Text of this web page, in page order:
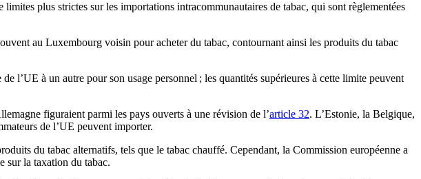
plus strictes sur les importations intracommunautaires de tabac, qui sont règlementées
au Luxembourg voisin pour acheter du tabac, contournant ainsi les produits du tabac
l’UE à un autre pour son usage personnel ; les quantités supérieures à cette limite peuvent
figuraient parmi les pays ouverts à une révision de l’article 32. L’Estonie, la Belgique,
de l’UE peuvent importer.
du tabac alternatifs, tels que le tabac chauffé. Cependant, la Commission européenne a
sur la taxation du tabac.